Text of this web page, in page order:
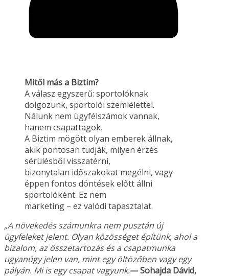
Mitől más a Biztim?
A válasz egyszerű: sportolóknak
dolgozunk, sportolói szemlélettel.
Nálunk nem ügyfélszámok vannak,
hanem csapattagok.
A Biztim mögött olyan emberek állnak,
akik pontosan tudják, milyen érzés
sérülésből visszatérni,
bizonytalan időszakokat megélni, vagy
éppen fontos döntések előtt állni
sportolóként. Ez nem
marketing – ez valódi tapasztalat.
„A növekedés számunkra nem pusztán új
ügyfeleket jelent. Olyan közösséget építünk, ahol a
bizalom, az összetartozás és a csapatmunka
ugyanúgy jelen van, mint egy öltözőben vagy egy
pályán. Mi is egy csapat vagyunk.— Sohajda Dávid,